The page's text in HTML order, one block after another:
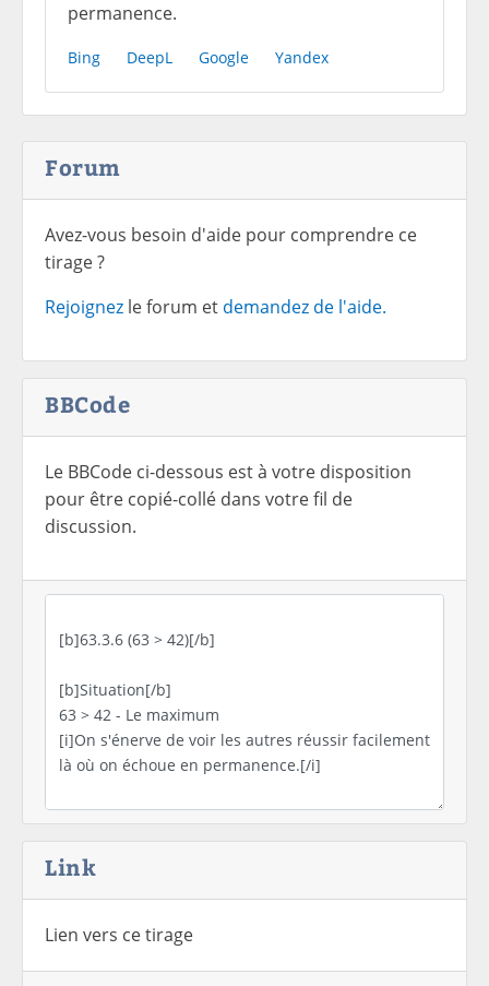
permanence.
Bing DeepL Google Yandex
Forum
Avez-vous besoin d'aide pour comprendre ce
tirage ?
Rejoignez le forum et demandez de l'aide.
BBCode
Le BBCode ci-dessous est à votre disposition
pour être copié-collé dans votre fil de
discussion.
Link
Lien vers ce tirage